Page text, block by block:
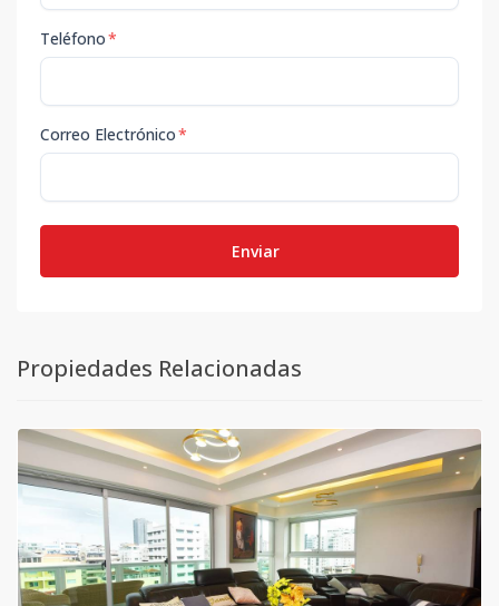
Teléfono*
Correo Electrónico*
Enviar
Propiedades Relacionadas